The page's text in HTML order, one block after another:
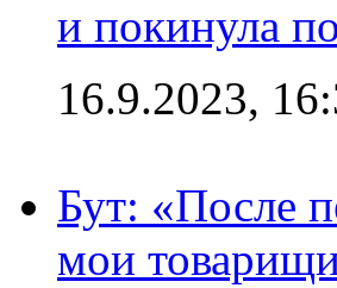
и покинула
16.9.2023,
Бут: «После
мои